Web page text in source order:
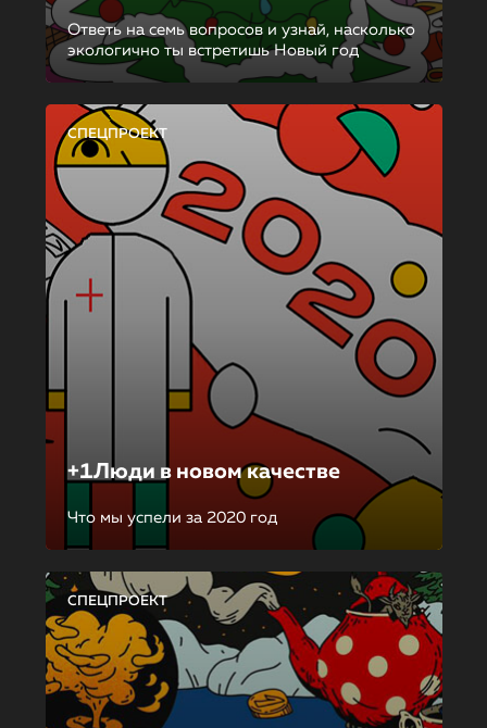
Ответь на семь вопросов и узнай, насколько
экологично ты встретишь Новый год
СПЕЦПРОЕКТ
+1Люди в новом качестве
Что мы успели за 2020 год
СПЕЦПРОЕКТ